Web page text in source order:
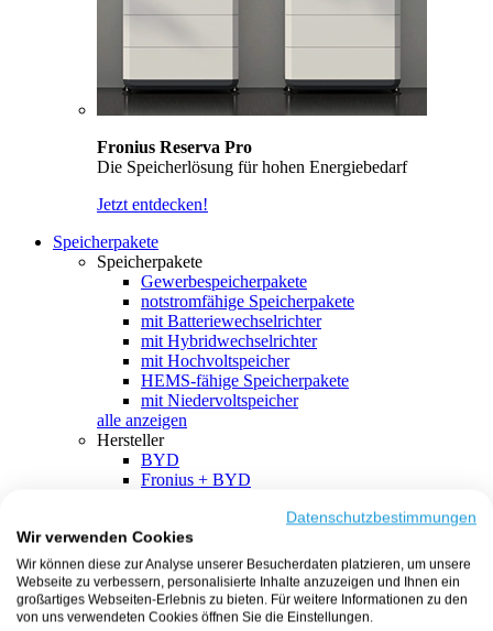
Fronius Reserva Pro
Die Speicherlösung für hohen Energiebedarf
Jetzt entdecken!
Speicherpakete
Speicherpakete
Gewerbespeicherpakete
notstromfähige Speicherpakete
mit Batteriewechselrichter
mit Hybridwechselrichter
mit Hochvoltspeicher
HEMS-fähige Speicherpakete
mit Niedervoltspeicher
alle anzeigen
Hersteller
BYD
Fronius + BYD
SMA + BYD
EcoFlow
EcoFlow + EcoFlow
FENECON
FENECON + FENECON
Datenschutzbestimmungen
Wir verwenden Cookies
Wir können diese zur Analyse unserer Besucherdaten platzieren, um unsere
Webseite zu verbessern, personalisierte Inhalte anzuzeigen und Ihnen ein
großartiges Webseiten-Erlebnis zu bieten. Für weitere Informationen zu den
von uns verwendeten Cookies öffnen Sie die Einstellungen.